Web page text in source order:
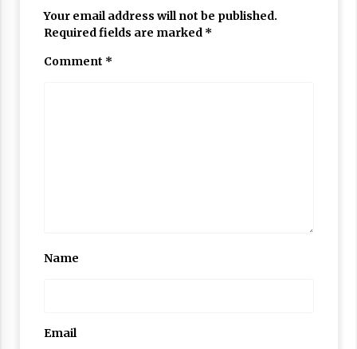
Your email address will not be published.
Required fields are marked *
Comment *
Name
Email